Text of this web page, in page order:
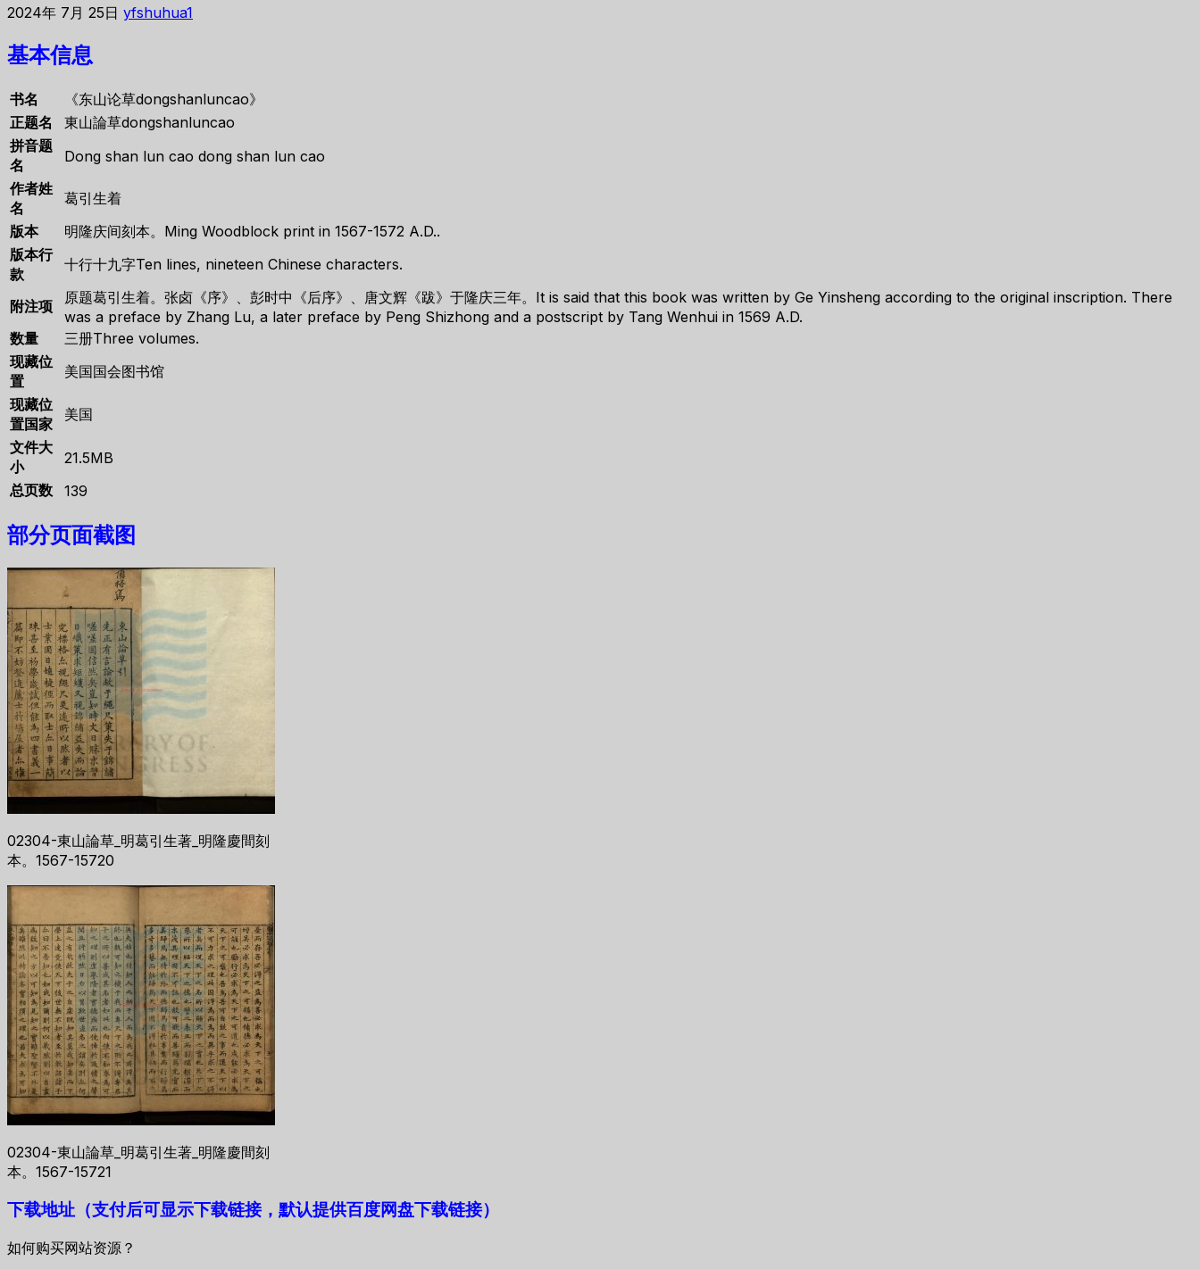
2024年 7月 25日 yfshuhua1
基本信息
书名
《东山论草dongshanluncao》
正题名
東山論草dongshanluncao
拼音题
名
Dong shan lun cao dong shan lun cao
作者姓
名
葛引生着
版本
明隆庆间刻本。Ming Woodblock print in 1567-1572 A.D..
版本行
款
十行十九字Ten lines, nineteen Chinese characters.
附注项
原题葛引生着。张卤《序》、彭时中《后序》、唐文辉《跋》于隆庆三年。It is said that this book was written by Ge Yinsheng according to the original inscription. There
was a preface by Zhang Lu, a later preface by Peng Shizhong and a postscript by Tang Wenhui in 1569 A.D.
数量
三册Three volumes.
现藏位
置
美国国会图书馆
现藏位
置国家
美国
文件大
小
21.5MB
总页数
139
部分页面截图
02304-東山論草_明葛引生著_明隆慶間刻
本。1567-15720
02304-東山論草_明葛引生著_明隆慶間刻
本。1567-15721
下载地址（支付后可显示下载链接，默认提供百度网盘下载链接）
如何购买网站资源？